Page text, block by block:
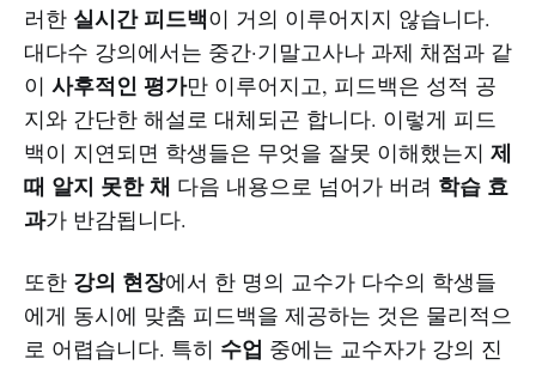
러한 실시간 피드백이 거의 이루어지지 않습니다.
대다수 강의에서는 중간·기말고사나 과제 채점과 같
이 사후적인 평가만 이루어지고, 피드백은 성적 공
지와 간단한 해설로 대체되곤 합니다. 이렇게 피드
백이 지연되면 학생들은 무엇을 잘못 이해했는지 제
때 알지 못한 채 다음 내용으로 넘어가 버려 학습 효
과가 반감됩니다.
또한 강의 현장에서 한 명의 교수가 다수의 학생들
에게 동시에 맞춤 피드백을 제공하는 것은 물리적으
로 어렵습니다. 특히 수업 중에는 교수자가 강의 진